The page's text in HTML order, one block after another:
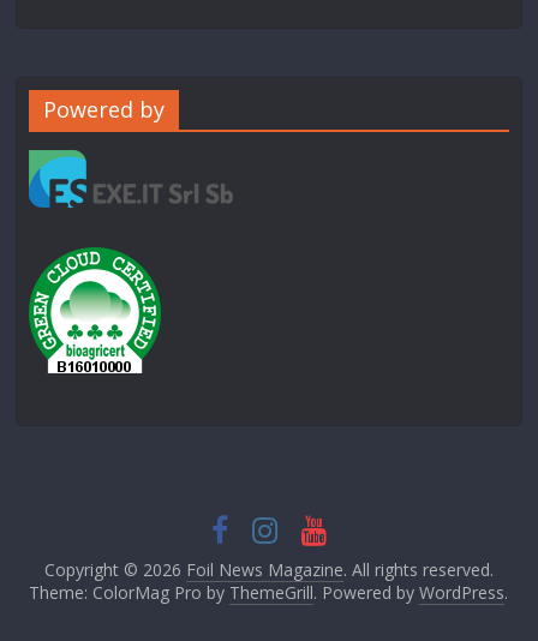
Powered by
Copyright © 2026 Foil News Magazine. All rights reserved.
Theme: ColorMag Pro by ThemeGrill. Powered byWordPress.